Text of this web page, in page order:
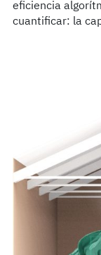
eficiencia
cuantificar: la